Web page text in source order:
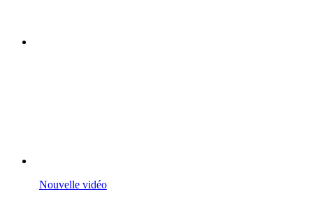
Nouvelle vidéo